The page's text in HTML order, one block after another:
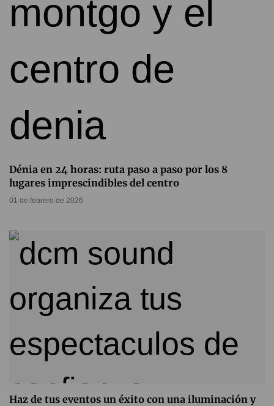
Dénia en 24 horas: ruta paso a paso por los 8
lugares imprescindibles del centro
01 de febrero de 2026
Haz de tus eventos un éxito con una iluminación y